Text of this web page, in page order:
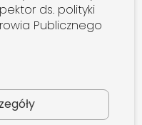
ds. polityki
Publicznego